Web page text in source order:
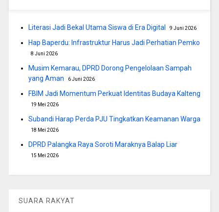
Literasi Jadi Bekal Utama Siswa di Era Digital 9 Juni 2026
Hap Baperdu: Infrastruktur Harus Jadi Perhatian Pemko
8 Juni 2026
Musim Kemarau, DPRD Dorong Pengelolaan Sampah
yang Aman
6 Juni 2026
FBIM Jadi Momentum Perkuat Identitas Budaya Kalteng
19 Mei 2026
Subandi Harap Perda PJU Tingkatkan Keamanan Warga
18 Mei 2026
DPRD Palangka Raya Soroti Maraknya Balap Liar
15 Mei 2026
SUARA RAKYAT